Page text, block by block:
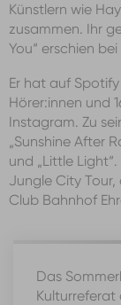
Künstlern wie
zusammen. Ihr
You“ erschien
Er hat auf
Hörer:innen und
Instagram. Zu
„Sunshine After
und „Little
Jungle City Tour,
Club Bahnhof
Das
Kulturreferat